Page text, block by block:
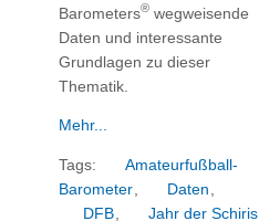
Barometers® wegweisende
Daten und interessante
Grundlagen zu dieser
Thematik.
Mehr...
Tags:
Amateurfußball-
Barometer, Daten ,
DFB, Jahr der Schiris